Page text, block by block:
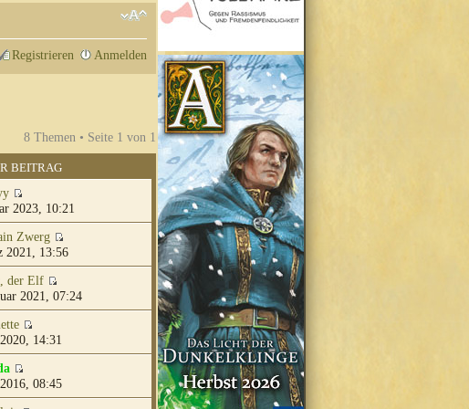
Registrieren Anmelden
8 Themen • Seite 1 von 1
BEITRAG
2023, 10:21
Zwerg
2021, 13:56
der Elf
2021, 07:24
14:31
08:45